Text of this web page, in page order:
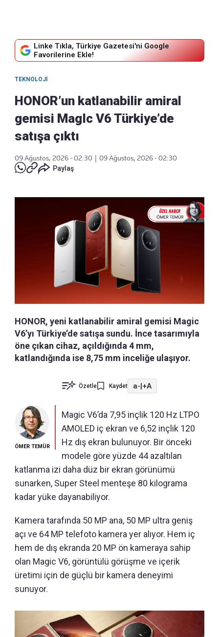
Linke Tıkla, Türkiye Gazetesi'ni Google
Favorilerine Ekle!
TEKNOLOJI
HONOR’un katlanabilir amiral
gemisi MagIc V6 Türkiye’de
satışa çıktı
09 Ağustos, 2026 - 02:30
09 Ağustos, 2026 - 02:30
Paylaş
HONOR, yeni katlanabilir amiral gemisi Magic
V6’yı Türkiye’de satışa sundu. İnce tasarımıyla
öne çıkan cihaz, açıldığında 4 mm,
katlandığında ise 8,75 mm inceliğe ulaşıyor.
Özetle Kaydet a-|+A
ÖMER TEMÜR
Magic V6’da 7,95 inçlik 120 Hz LTPO
AMOLED iç ekran ve 6,52 inçlik 120
Hz dış ekran bulunuyor. Bir önceki
modele göre yüzde 44 azaltılan
katlanma izi daha düz bir ekran görünümü
sunarken, Super Steel menteşe 80 kilograma
kadar yüke dayanabiliyor.
Kamera tarafında 50 MP ana, 50 MP ultra geniş
açı ve 64 MP telefoto kamera yer alıyor. Hem iç
hem de dış ekranda 20 MP ön kameraya sahip
olan Magic V6, görüntülü görüşme ve içerik
üretimi için de güçlü bir kamera deneyimi
sunuyor.